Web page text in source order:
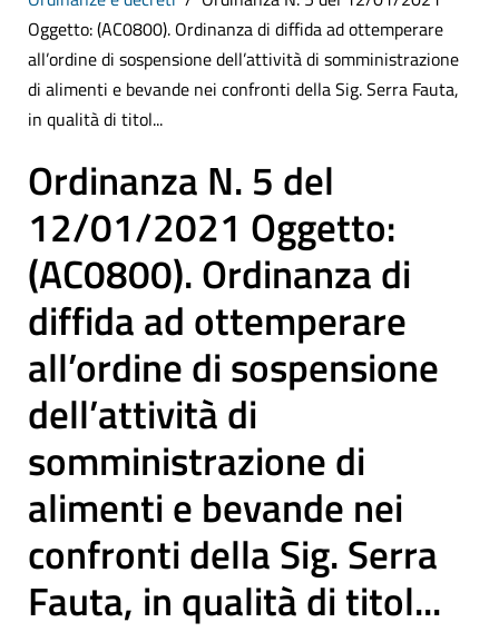
Oggetto: (AC0800). Ordinanza di diffida ad ottemperare
all’ordine di sospensione dell’attività di somministrazione
di alimenti e bevande nei confronti della Sig. Serra Fauta,
in qualità di titol...
Ordinanza N. 5 del
12/01/2021 Oggetto:
(AC0800). Ordinanza di
diffida ad ottemperare
all’ordine di sospensione
dell’attività di
somministrazione di
alimenti e bevande nei
confronti della Sig. Serra
Fauta, in qualità di titol...